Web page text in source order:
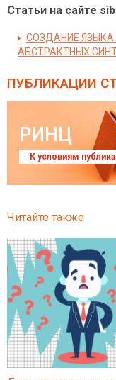
Статьи на сайте
СОЗДАНИЕ
АБСТРАКТНЫХ
ПУБЛИКАЦИИ
РИНЦ
К условиям
Читайте также